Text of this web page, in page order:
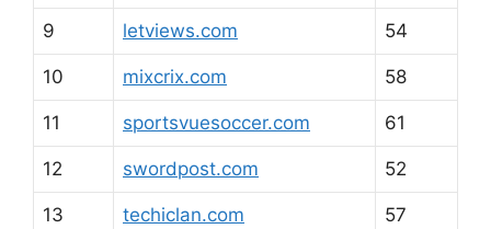
9 letviews.com 54
10 mixcrix.com 58
11 sportsvuesoccer.com 61
12 swordpost.com 52
13 techiclan.com 57